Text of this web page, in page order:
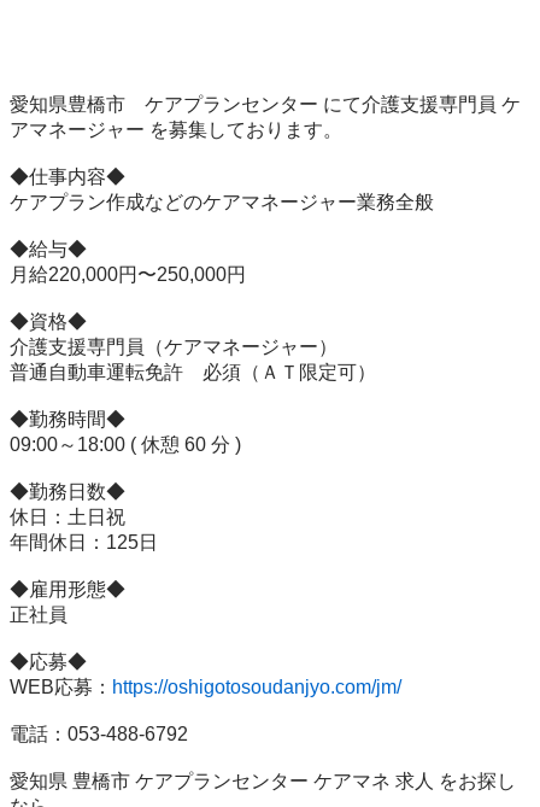
愛知県豊橋市　ケアプランセンター にて介護支援専門員 ケ
アマネージャー を募集しております。
◆仕事内容◆
ケアプラン作成などのケアマネージャー業務全般
◆給与◆
月給220,000円〜250,000円
◆資格◆
介護支援専門員（ケアマネージャー）
普通自動車運転免許　必須（ＡＴ限定可）
◆勤務時間◆
09:00～18:00 ( 休憩 60 分 )
◆勤務日数◆
休日：土日祝
年間休日：125日
◆雇用形態◆
正社員
◆応募◆
WEB応募： https://oshigotosoudanjyo.com/jm/
電話：053-488-6792
愛知県 豊橋市 ケアプランセンター ケアマネ 求人 をお探し